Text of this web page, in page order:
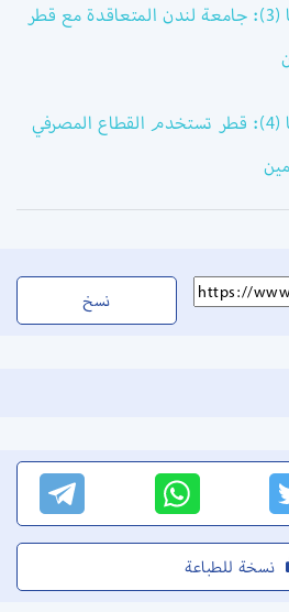
اختراق الإسلاميين لبريطانيا (3): جامعة لندن المتعاقدة مع قطر
اختراق الإسلاميين لبريطانيا (4): قطر تستخدم القطاع المصرفي
نسخ
نسخة للطباعة